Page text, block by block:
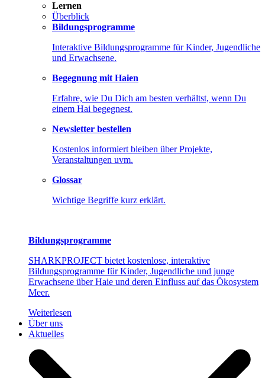
Lernen
Überblick
Bildungsprogramme
Interaktive Bildungsprogramme für Kinder, Jugendliche
und Erwachsene.
Begegnung mit Haien
Erfahre, wie Du Dich am besten verhältst, wenn Du
einem Hai begegnest.
Newsletter bestellen
Kostenlos informiert bleiben über Projekte,
Veranstaltungen uvm.
Glossar
Wichtige Begriffe kurz erklärt.
Bildungsprogramme
SHARKPROJECT bietet kostenlose, interaktive
Bildungsprogramme für Kinder, Jugendliche und junge
Erwachsene über Haie und deren Einfluss auf das Ökosystem
Meer.
Weiterlesen
Über uns
Aktuelles